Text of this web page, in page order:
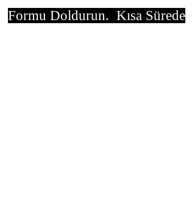
Formu Doldurun. Kısa Sürede